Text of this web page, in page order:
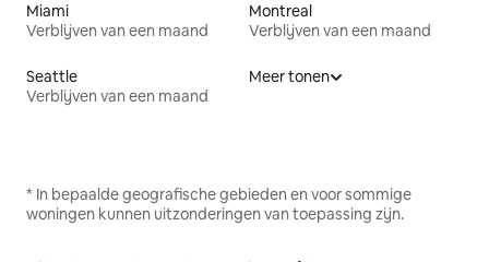
Miami
Verblijven van een maand
Montreal
Verblijven van een maand
Seattle
Verblijven van een maand
Meer tonen
* In bepaalde geografische gebieden en voor sommige
woningen kunnen uitzonderingen van toepassing zijn.